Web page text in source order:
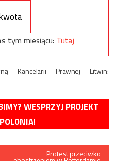
tym miesiącu: Tutaj
Kancelarii Prawnej Litwin:
WESPRZYJ PROJEKT
Protest przeciwko
obostrzeniom w Rotterdamie